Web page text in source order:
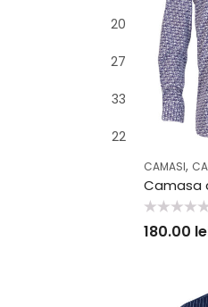
CAMASI,
la
180.00
20
27
33
22